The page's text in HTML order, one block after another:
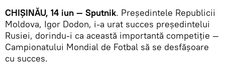
CHIȘINĂU, 14 iun — Sputnik. Președintele Republicii
Moldova, Igor Dodon, i-a urat succes președintelui
Rusiei, dorindu-i ca această importantă competiție —
Campionatului Mondial de Fotbal să se desfășoare
cu succes.